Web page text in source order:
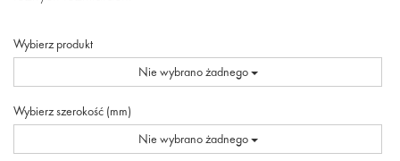
Wybierz produkt
Nie wybrano żadnego
Wybierz szerokość (mm)
Nie wybrano żadnego